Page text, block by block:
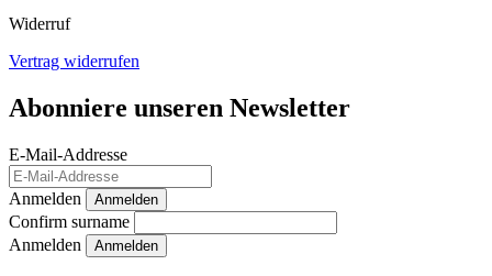
Widerruf
Vertrag widerrufen
Abonniere unseren Newsletter
E-Mail-Addresse
Anmelden Anmelden
Confirm surname
Anmelden